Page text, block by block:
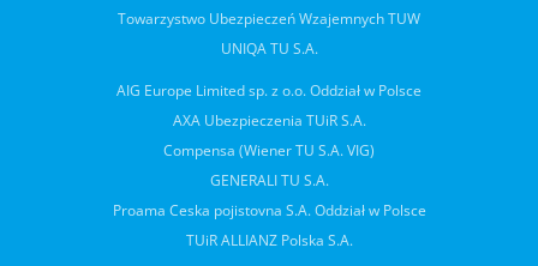
Towarzystwo Ubezpieczeń Wzajemnych TUW
UNIQA TU S.A.
AIG Europe Limited sp. z o.o. Oddział w Polsce
AXA Ubezpieczenia TUiR S.A.
Compensa (Wiener TU S.A. VIG)
GENERALI TU S.A.
Proama Ceska pojistovna S.A. Oddział w Polsce
TUiR ALLIANZ Polska S.A.